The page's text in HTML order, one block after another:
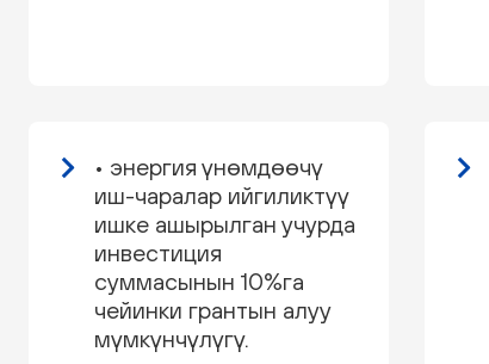
• энергия үнөмдөөчү
иш-чаралар ийгиликтүү
ишке ашырылган учурда
инвестиция
суммасынын 10%га
чейинки грантын алуу
мүмкүнчүлүгү.